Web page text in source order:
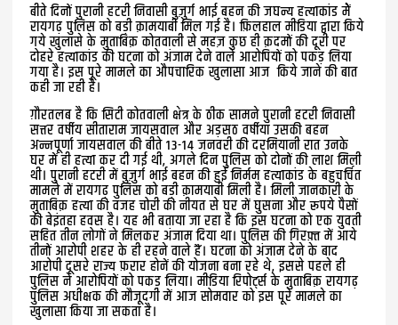
बीते दिनों पुरानी हटरी निवासी बुज़ुर्ग भाई बहन की जघन्य हत्याकांड मेें
रायगढ़ पुलिस को बड़ी क़ामयाबी मिल गई है। फ़िलहाल मीडिया द्वारा किये
गये खुलासे के मुताबिक़ कोतवाली से महज़ कुछ ही क़दमों की दूरी पर
दोहरे हत्याकांड की घटना को अंजाम देने वाले आरोपियों को पकड़ लिया
गया है। इस पूरे मामले का औपचारिक खुलासा आज किये जाने की बात
कही जा रही है।
ग़ौरतलब है कि सिटी कोतवाली क्षेत्र के ठीक सामने पुरानी हटरी निवासी
सत्तर वर्षीय सीताराम जायसवाल और अड़सठ वर्षीया उसकी बहन
अन्नपूर्णा जायसवाल की बीते 13-14 जनवरी की दरमियानी रात उनके
घर में ही हत्या कर दी गई थी, अगले दिन पुलिस को दोनों की लाश मिली
थी। पुरानी हटरी में बुज़ुर्ग भाई बहन की हुई निर्मम हत्याकांड के बहुचर्चित
मामले में रायगढ़ पुलिस को बड़ी क़ामयाबी मिली है। मिली जानकारी के
मुताबिक़ हत्या की वजह चोरी की नीयत से घर में घुसना और रूपये पैसों
की बेइंतहा हवस है। यह भी बताया जा रहा है कि इस घटना को एक युवती
सहित तीन लोगों ने मिलकर अंजाम दिया था। पुलिस की गिरफ़्त में आये
तीनों आरोपी शहर के ही रहने वाले हैं। घटना को अंजाम देने के बाद
आरोपी दूसरे राज्य फ़रार होनें की योजना बना रहे थे, इससे पहले ही
पुलिस ने आरोपियों को पकड़ लिया। मीडिया रिपोर्ट्स के मुताबिक़ रायगढ़
पुलिस अधीक्षक की मौजूदगी में आज सोमवार को इस पूरे मामले का
खुलासा किया जा सकता है।